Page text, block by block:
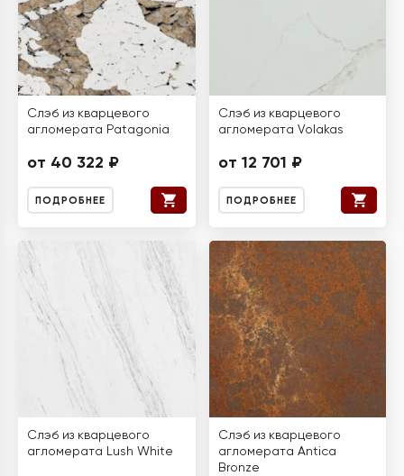
Слэб из кварцевого
агломерата Patagonia
от 40 322 ₽
ПОДРОБНЕЕ
Слэб из кварцевого
агломерата Volakas
от 12 701 ₽
ПОДРОБНЕЕ
Слэб из кварцевого
агломерата Lush White
Слэб из кварцевого
агломерата Antica
Bronze